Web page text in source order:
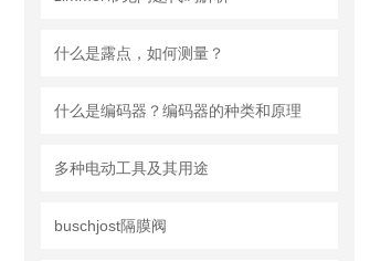
什么是露点，如何测量？
什么是编码器？编码器的种类和原理
多种电动工具及其用途
buschjost隔膜阀